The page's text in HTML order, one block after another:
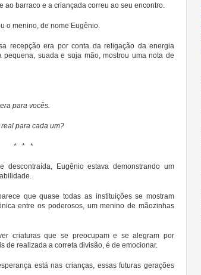
ao barraco e a criançada correu ao seu encontro.
o menino, de nome Eugênio.
recepção era por conta da religação da energia
suada e suja mão, mostrou uma nota de
para vocês.
para cada um?
* * *
descontraída, Eugênio estava demonstrando um
que quase todas as instituições se mostram
entre os poderosos, um menino de mãozinhas
criaturas que se preocupam e se alegram por
de realizada a correta divisão, é de emocionar.
está nas crianças, essas futuras gerações